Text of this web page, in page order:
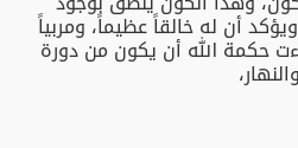
أن له خالقاً عظيماً، ومربياً
حكمة الله أن يكون من دورة